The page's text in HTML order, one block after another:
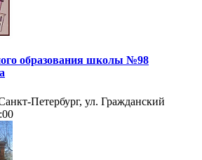
образования школы №98
Петербург, ул. Гражданский